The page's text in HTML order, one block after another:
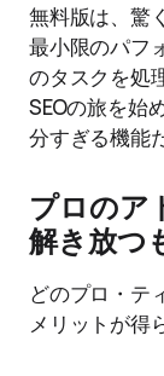
無料版は、驚
最小限のパフ
のタスクを処
SEOの旅を始
分すぎる機能
プロのア
解き放つ
どのプロ・テ
メリットが得